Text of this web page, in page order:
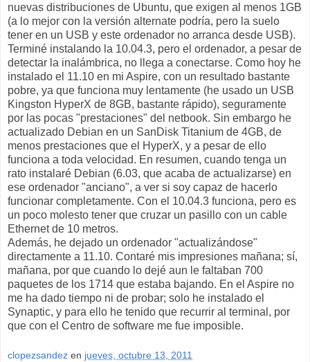
nuevas distribuciones de Ubuntu, que exigen al menos 1GB
(a lo mejor con la versión alternate podría, pero la suelo
tener en un USB y este ordenador no arranca desde USB).
Terminé instalando la 10.04.3, pero el ordenador, a pesar de
detectar la inalámbrica, no llega a conectarse. Como hoy he
instalado el 11.10 en mi Aspire, con un resultado bastante
pobre, ya que funciona muy lentamente (he usado un USB
Kingston HyperX de 8GB, bastante rápido), seguramente
por las pocas "prestaciones" del netbook. Sin embargo he
actualizado Debian en un SanDisk Titanium de 4GB, de
menos prestaciones que el HyperX, y a pesar de ello
funciona a toda velocidad. En resumen, cuando tenga un
rato instalaré Debian (6.03, que acaba de actualizarse) en
ese ordenador "anciano", a ver si soy capaz de hacerlo
funcionar completamente. Con el 10.04.3 funciona, pero es
un poco molesto tener que cruzar un pasillo con un cable
Ethernet de 10 metros.
Además, he dejado un ordenador "actualizándose"
directamente a 11.10. Contaré mis impresiones mañana; sí,
mañana, por que cuando lo dejé aun le faltaban 700
paquetes de los 1714 que estaba bajando. En el Aspire no
me ha dado tiempo ni de probar; solo he instalado el
Synaptic, y para ello he tenido que recurrir al terminal, por
que con el Centro de software me fue imposible.
clopezsandez en jueves, octubre 13, 2011